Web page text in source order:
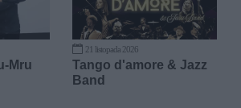
Mru
21 listopada 2026
Tango d'amore & Jazz
Band